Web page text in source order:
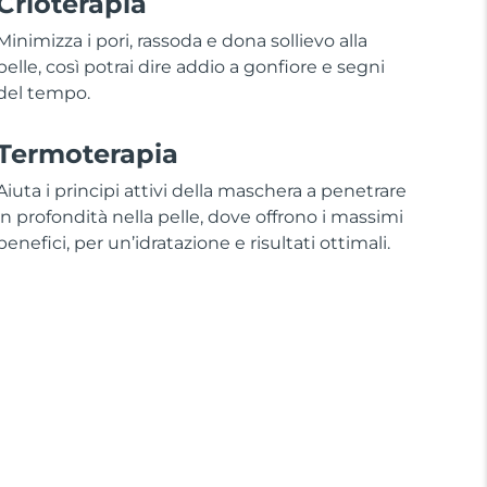
i pori, rassoda e dona sollievo alla
così potrai dire addio a gonfiore e segni
tempo.
i principi attivi della maschera a penetrare
profondità nella pelle, dove offrono i massimi
per un’idratazione e risultati ottimali.